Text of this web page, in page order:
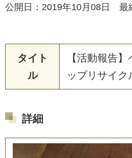
公開日：2019年10月08日 最
タイト
ル
【活動報告】
ップリ サイ ク
詳細